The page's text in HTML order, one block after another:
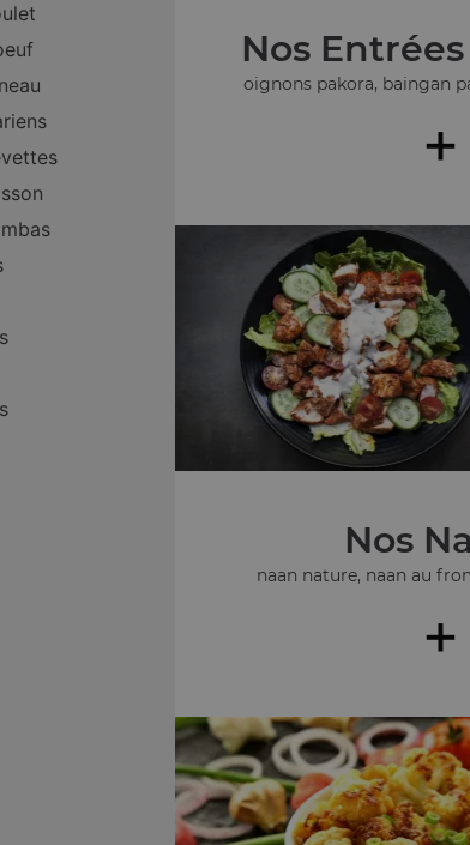
Nos
oignons pakora, baingan
+
Nos
naan nature, naan au
+